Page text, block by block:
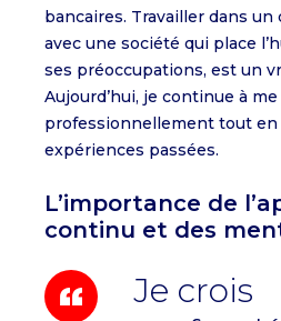
bancaires. Travailler dans un
avec une société qui place
ses préoccupations, est un
Aujourd’hui, je continue à
professionnellement tout
expériences passées.
L’importance de
continu et des
Je crois